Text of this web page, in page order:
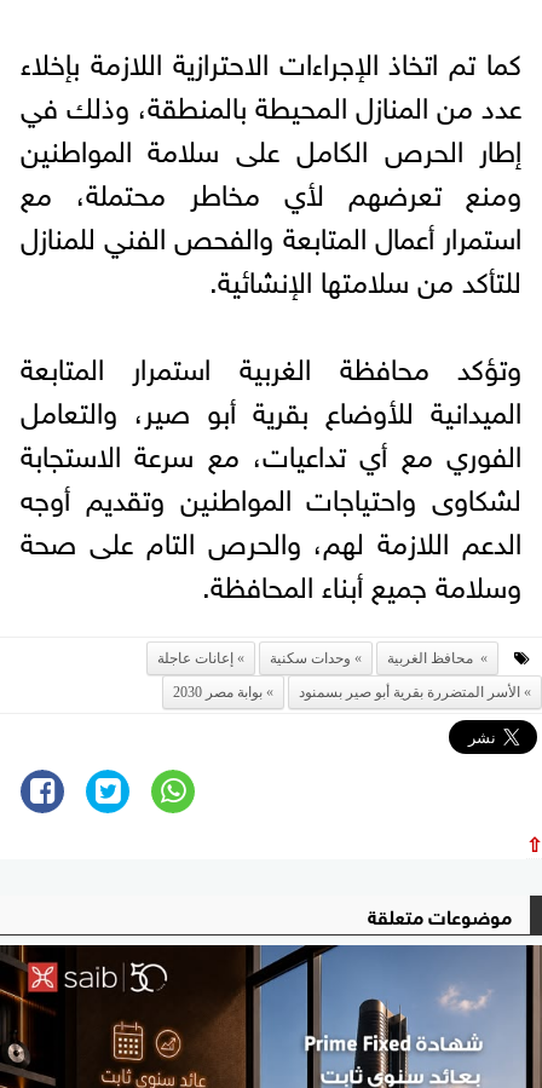
كما تم اتخاذ الإجراءات الاحترازية اللازمة بإخلاء
عدد من المنازل المحيطة بالمنطقة، وذلك في
إطار الحرص الكامل على سلامة المواطنين
ومنع تعرضهم لأي مخاطر محتملة، مع
استمرار أعمال المتابعة والفحص الفني للمنازل
للتأكد من سلامتها الإنشائية.
وتؤكد محافظة الغربية استمرار المتابعة
الميدانية للأوضاع بقرية أبو صير، والتعامل
الفوري مع أي تداعيات، مع سرعة الاستجابة
لشكاوى واحتياجات المواطنين وتقديم أوجه
الدعم اللازمة لهم، والحرص التام على صحة
وسلامة جميع أبناء المحافظة.
محافظ الغربية وحدات سكنية
إعانات عاجلة
الأسر المتضررة بقرية أبو صير بسمنود
بوابة مصر 2030
⇧
موضوعات متعلقة